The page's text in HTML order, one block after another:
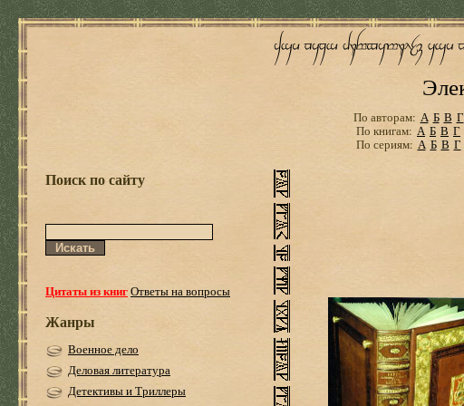
По авторам: А Б В Г
По книгам: А Б В Г
По сериям: А Б В Г
Поиск по сайту
Цитаты из книгОтветы на вопросы
Жанры
Военное дело
Деловая литература
Детективы и Триллеры